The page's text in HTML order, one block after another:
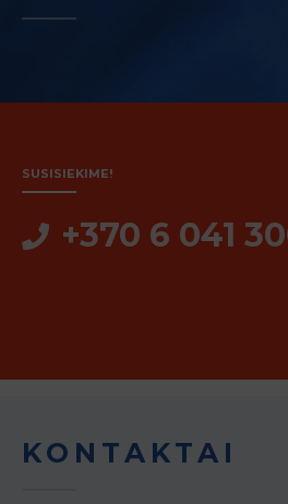
SUSISIEKIME!
+370 6 041
KONTAKTAI